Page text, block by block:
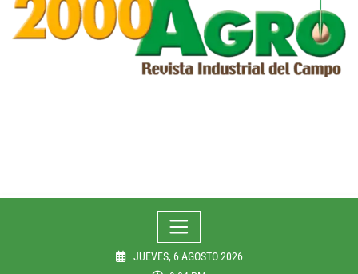
JUEVES, 6 AGOSTO 2026